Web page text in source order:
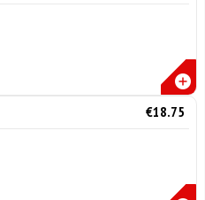
€18.75